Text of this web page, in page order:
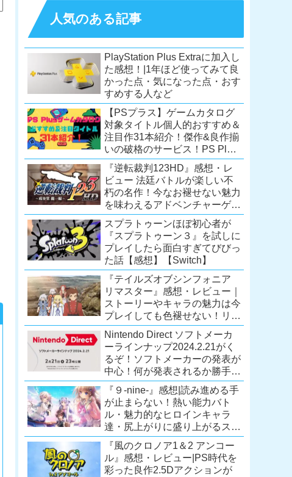
人気のある記事
PlayStation Plus Extraに加入し
た感想！|1年ほど使ってみて良
かった点・気になった点・おす
すめする人など
【PSプラス】ゲームカタログ
対象タイトル個人的おすすめ＆
注目作31本紹介！傑作&良作揃
いの破格のサービス！PS Plus
Extra会員以上は遊び放題！
【2026年7月時点】
【PS5/PS4】
『逆転裁判123HD』感想・レ
ビュー 法廷バトルが楽しい不
朽の名作！今なお褪せない魅力
を味わえるアドベンチャーゲー
ムの傑作！（現在『逆転裁判
123 成歩堂セレクション』が配
信中）
スプラトゥーンほぼ初心者が
『スプラトゥーン３』を試しに
プレイしたら面白すぎてびびっ
た話【感想】【Switch】
『テイルズオブシンフォニア
リマスター』感想・レビュー｜
ストーリーやキャラの魅力は今
プレイしても色褪せない！リマ
スター内容に物足りなさはある
が、プレイする価値のあるシリ
ーズの人気作
【Switch/PS4/Xone】
Nintendo Direct ソフトメーカ
ーラインナップ2024.2.21がく
るぞ！ソフトメーカーの発表が
中心！何が発表されるか勝手に
予想！【ニンテンドーダイレク
ト予想】
『９-nine-』感想|読み進める手
が止まらない！熱い能力バト
ル・魅力的なヒロインキャラ
達・尻上がりに盛り上がるスト
ーリーが面白すぎるノベルゲ
ー！【PC/Steam/Switch/PS4】
『風のクロノア1＆2 アンコー
ル』感想・レビュー|PS時代を
彩った良作2.5Dアクションが